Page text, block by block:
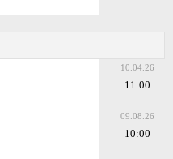
10.04.26
11:00
09.08.26
10:00